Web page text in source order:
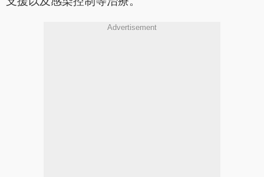
Advertisement